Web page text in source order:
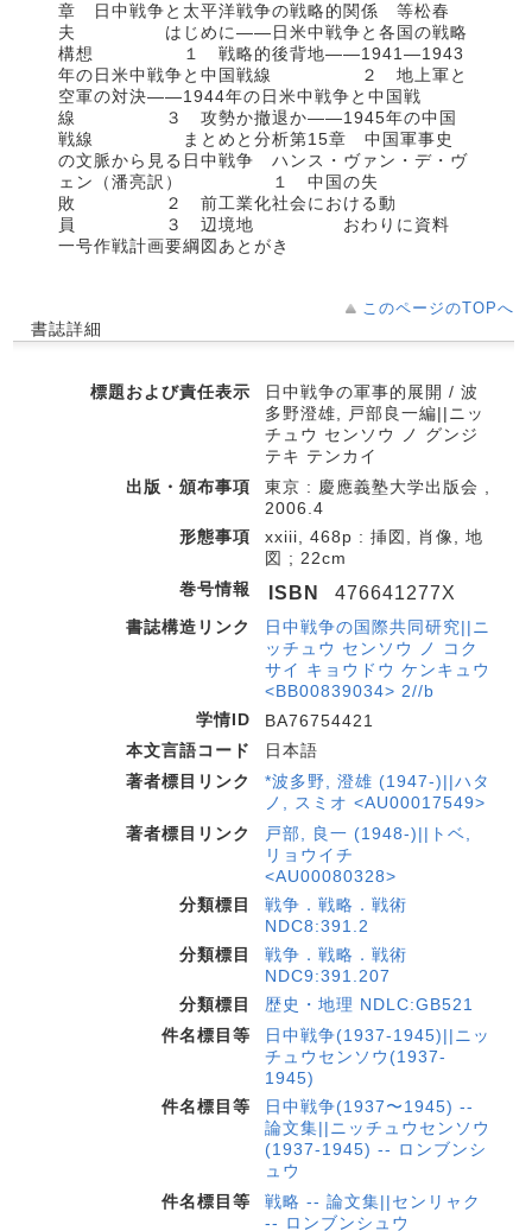
章 日中戦争と太平洋戦争の戦略的関係 等松春
夫 はじめに——日米中戦争と各国の戦略
構想 １ 戦略的後背地——1941—1943
年の日米中戦争と中国戦線 ２ 地上軍と
空軍の対決——1944年の日米中戦争と中国戦
線 ３ 攻勢か撤退か——1945年の中国
戦線 まとめと分析第15章 中国軍事史
の文脈から見る日中戦争 ハンス・ヴァン・デ・ヴ
ェン（潘亮訳） １ 中国の失
敗 ２ 前工業化社会における動
員 ３ 辺境地 おわりに資料
一号作戦計画要綱図あとがき
このページのTOPへ
書誌詳細
標題および責任表示
日中戦争の軍事的展開 / 波
多野澄雄, 戸部良一編||ニッ
チュウ センソウ ノ グンジ
テキ テンカイ
出版・頒布事項
東京 : 慶應義塾大学出版会 ,
2006.4
形態事項
xxiii, 468p : 挿図, 肖像, 地
図 ; 22cm
巻号情報
ISBN 476641277X
書誌構造リンク
日中戦争の国際共同研究||ニ
ッチュウ センソウ ノ コク
サイ キョウドウ ケンキュウ
<BB00839034> 2//b
学情ID
BA76754421
本文言語コード
日本語
著者標目リンク
*波多野, 澄雄 (1947-)||ハタ
ノ, スミオ <AU00017549>
著者標目リンク
戸部, 良一 (1948-)||トベ,
リョウイチ
<AU00080328>
分類標目
戦争．戦略．戦術
NDC8:391.2
分類標目
戦争．戦略．戦術
NDC9:391.207
分類標目
歴史・地理 NDLC:GB521
件名標目等
日中戦争(1937-1945)||ニッ
チュウセンソウ(1937-
1945)
件名標目等
日中戦争(1937〜1945) --
論文集||ニッチュウセンソウ
(1937-1945) -- ロンブンシ
ュウ
件名標目等
戦略 -- 論文集||センリャク
-- ロンブンシュウ